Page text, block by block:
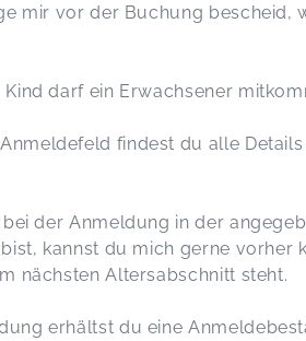
mir vor der Buchung bescheid,
Kind darf ein Erwachsener
findest du alle
der Anmeldung in der
kannst du mich gerne vorher
nächsten Altersabschnitt steht.
erhältst du eine